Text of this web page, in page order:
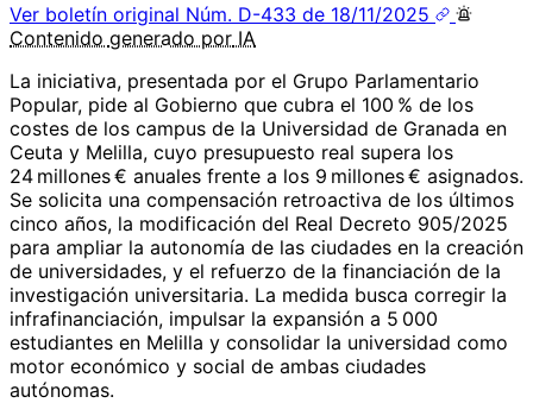
Ver boletín original Núm. D-433 de 18/11/2025
Contenido generado por IA
La iniciativa, presentada por el Grupo Parlamentario
Popular, pide al Gobierno que cubra el 100 % de los
costes de los campus de la Universidad de Granada en
Ceuta y Melilla, cuyo presupuesto real supera los
24 millones € anuales frente a los 9 millones € asignados.
Se solicita una compensación retroactiva de los últimos
cinco años, la modificación del Real Decreto 905/2025
para ampliar la autonomía de las ciudades en la creación
de universidades, y el refuerzo de la financiación de la
investigación universitaria. La medida busca corregir la
infrafinanciación, impulsar la expansión a 5 000
estudiantes en Melilla y consolidar la universidad como
motor económico y social de ambas ciudades
autónomas.